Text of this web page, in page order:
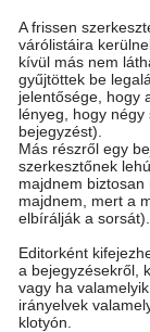
A frissen
várólistáira
kívül más nem
gyűjtöttek be
jelentősége, hogy
lényeg, hogy
bejegyzést).
Más részről egy
szerkesztőnek
majdnem
majdnem, mert a
elbírálják a sorsát).
Editorként
a bejegyzésekről,
vagy ha
irányelvek
klotyón.